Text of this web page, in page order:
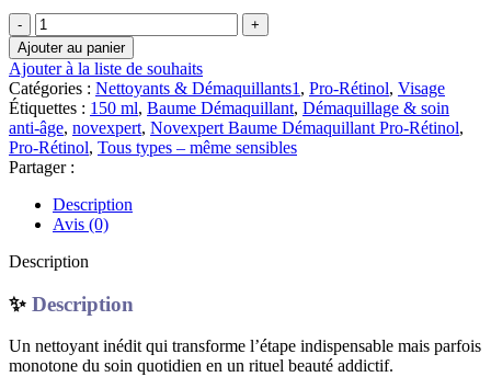
quantité
de
✨Novexpert
Baume
Démaquillant
Pro-
Rétinol
|
150
ML
Ajouter au panier
Ajouter à la liste de souhaits
Catégories : Nettoyants & Démaquillants1 , Pro-Rétinol, Visage
Étiquettes : 150 ml, Baume Démaquillant, Démaquillage & soin
anti-âge, novexpert, Novexpert Baume Démaquillant Pro-Rétinol,
Pro-Rétinol, Tous types – même sensibles
Partager :
Description
Avis (0)
Description
✨ Description
Un nettoyant inédit qui transforme l’étape indispensable mais parfois
monotone du soin quotidien en un rituel beauté addictif.